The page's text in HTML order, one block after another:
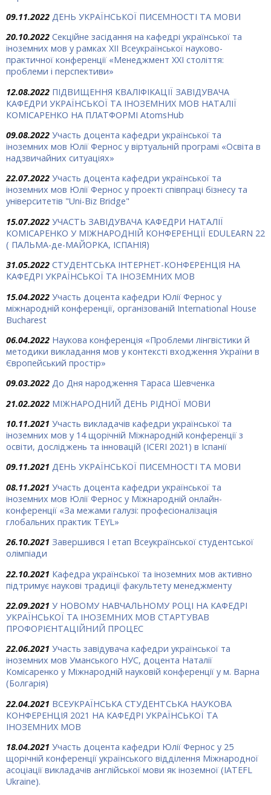
09.11.2022 ДЕНЬ УКРАЇНСЬКОЇ ПИСЕМНОСТІ ТА МОВИ
20.10.2022 Секційне засідання на кафедрі української та
іноземних мов у рамках XII Всеукраїнської науково-
практичної конференції «Менеджмент ХХІ століття:
проблеми і перспективи»
12.08.2022 ПІДВИЩЕННЯ КВАЛІФІКАЦІЇ ЗАВІДУВАЧА
КАФЕДРИ УКРАЇНСЬКОЇ ТА ІНОЗЕМНИХ МОВ НАТАЛІЇ
КОМІСАРЕНКО НА ПЛАТФОРМІ AtomsHub
09.08.2022 Участь доцента кафедри української та
іноземних мов Юлії Фернос у віртуальній програмі «Освіта в
надзвичайних ситуаціях»
22.07.2022 Участь доцента кафедри української та
іноземних мов Юлії Фернос у проекті співпраці бізнесу та
університетів "Uni-Biz Bridge"
15.07.2022 УЧАСТЬ ЗАВІДУВАЧА КАФЕДРИ НАТАЛІЇ
КОМІСАРЕНКО У МІЖНАРОДНІЙ КОНФЕРЕНЦІЇ EDULEARN 22
( ПАЛЬМА-де-МАЙОРКА, ІСПАНІЯ)
31.05.2022 СТУДЕНТСЬКА ІНТЕРНЕТ-КОНФЕРЕНЦІЯ НА
КАФЕДРІ УКРАЇНСЬКОЇ ТА ІНОЗЕМНИХ МОВ
15.04.2022 Участь доцента кафедри Юлії Фернос у
міжнародній конференції, організованій International House
Bucharest
06.04.2022 Наукова конференція «Проблеми лінгвістики й
методики викладання мов у контексті входження України в
Європейський простір»
09.03.2022 До Дня народження Тараса Шевченка
21.02.2022 МІЖНАРОДНИЙ ДЕНЬ РІДНОЇ МОВИ
10.11.2021 Участь викладачів кафедри української та
іноземних мов у 14 щорічній Міжнародній конференції з
освіти, досліджень та інновацій (ICERI 2021) в Іспанії
09.11.2021 ДЕНЬ УКРАЇНСЬКОЇ ПИСЕМНОСТІ ТА МОВИ
08.11.2021 Участь доцента кафедри української та
іноземних мов Юлії Фернос у Міжнародній онлайн-
конференції «За межами галузі: професіоналізація
глобальних практик TEYL»
26.10.2021 Завершився І етап Всеукраїнської студентської
олімпіади
22.10.2021 Кафедра української та іноземних мов активно
підтримує наукові традиції факультету менеджменту
22.09.2021 У НОВОМУ НАВЧАЛЬНОМУ РОЦІ НА КАФЕДРІ
УКРАЇНСЬКОЇ ТА ІНОЗЕМНИХ МОВ СТАРТУВАВ
ПРОФОРІЄНТАЦІЙНИЙ ПРОЦЕС
22.06.2021 Участь завідувача кафедри української та
іноземних мов Уманського НУС, доцента Наталії
Комісаренко у Міжнародній науковій конференції у м. Варна
(Болгарія)
22.04.2021 ВСЕУКРАЇНСЬКА СТУДЕНТСЬКА НАУКОВА
КОНФЕРЕНЦІЯ 2021 НА КАФЕДРІ УКРАЇНСЬКОЇ ТА
ІНОЗЕМНИХ МОВ
18.04.2021 Участь доцента кафедри Юлії Фернос у 25
щорічній конференції українського відділення Міжнародної
асоціації викладачів англійської мови як іноземної (IATEFL
Ukraine).